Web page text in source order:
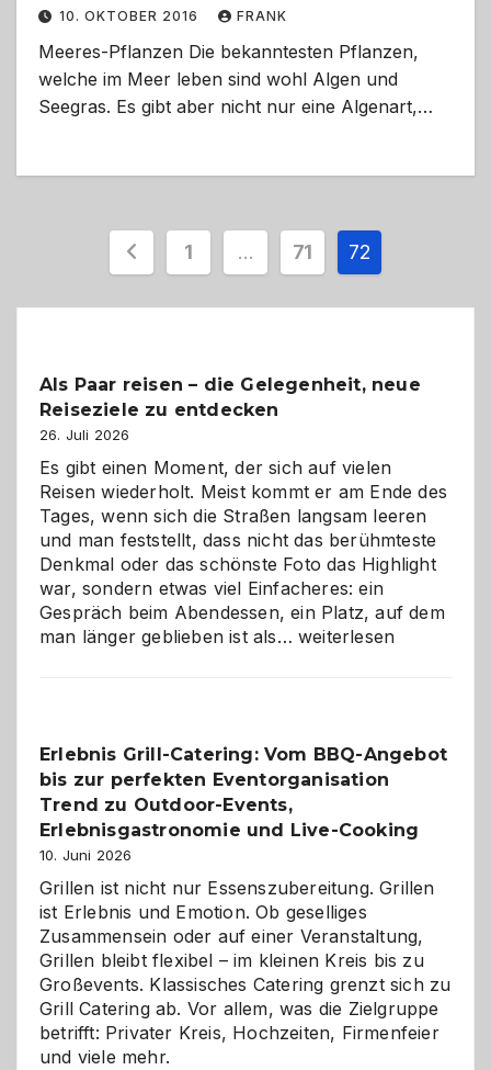
10. OKTOBER 2016 FRANK
Meeres-Pflanzen Die bekanntesten Pflanzen,
welche im Meer leben sind wohl Algen und
Seegras. Es gibt aber nicht nur eine Algenart,…
Seitennummerierung
der
1 … 71 72
Als Paar reisen – die Gelegenheit, neue
Reiseziele zu entdecken
26. Juli 2026
Es gibt einen Moment, der sich auf vielen
Reisen wiederholt. Meist kommt er am Ende des
Tages, wenn sich die Straßen langsam leeren
und man feststellt, dass nicht das berühmteste
Denkmal oder das schönste Foto das Highlight
war, sondern etwas viel Einfacheres: ein
Gespräch beim Abendessen, ein Platz, auf dem
man länger geblieben ist als… Als
Gelegenheit,
neue
zu
weiterlesen
Erlebnis Grill-Catering: Vom BBQ-Angebot
bis zur perfekten Eventorganisation
Trend zu Outdoor-Events,
Erlebnisgastronomie und Live-Cooking
10. Juni 2026
Grillen ist nicht nur Essenszubereitung. Grillen
ist Erlebnis und Emotion. Ob geselliges
Zusammensein oder auf einer Veranstaltung,
Grillen bleibt flexibel – im kleinen Kreis bis zu
Großevents. Klassisches Catering grenzt sich zu
Grill Catering ab. Vor allem, was die Zielgruppe
betrifft: Privater Kreis, Hochzeiten, Firmenfeier
und viele mehr.